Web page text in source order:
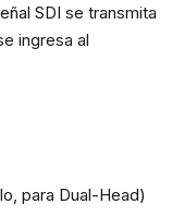
SDI se transmita
ingresa al
para Dual-Head)